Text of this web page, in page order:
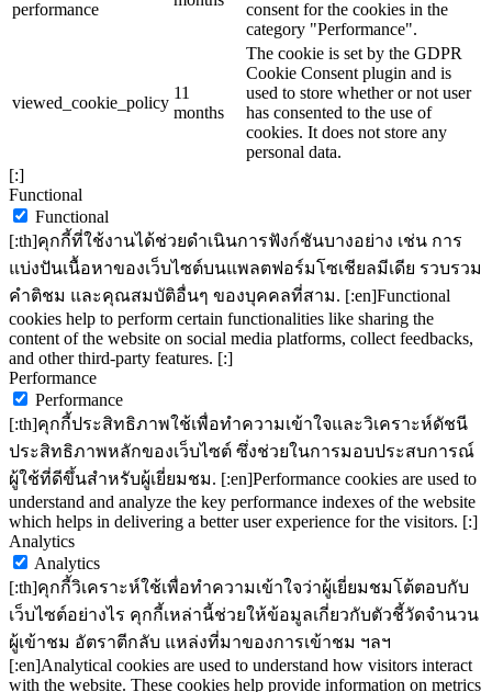
performance
consent for the cookies in the
category "Performance".
viewed_cookie_policy
11
months
The cookie is set by the GDPR
Cookie Consent plugin and is
used to store whether or not user
has consented to the use of
cookies. It does not store any
personal data.
[:]
Functional
Functional
[:th]คุกกี้ที่ใช้งานได้ช่วยดำเนินการฟังก์ชันบางอย่าง เช่น การ
แบ่งปันเนื้อหาของเว็บไซต์บนแพลตฟอร์มโซเชียลมีเดีย รวบรวม
คำติชม และคุณสมบัติอื่นๆ ของบุคคลที่สาม. [:en]Functional
cookies help to perform certain functionalities like sharing the
content of the website on social media platforms, collect feedbacks,
and other third-party features. [:]
Performance
Performance
[:th]คุกกี้ประสิทธิภาพใช้เพื่อทำความเข้าใจและวิเคราะห์ดัชนี
ประสิทธิภาพหลักของเว็บไซต์ ซึ่งช่วยในการมอบประสบการณ์
ผู้ใช้ที่ดีขึ้นสำหรับผู้เยี่ยมชม. [:en]Performance cookies are used to
understand and analyze the key performance indexes of the website
which helps in delivering a better user experience for the visitors. [:]
Analytics
Analytics
[:th]คุกกี้วิเคราะห์ใช้เพื่อทำความเข้าใจว่าผู้เยี่ยมชมโต้ตอบกับ
เว็บไซต์อย่างไร คุกกี้เหล่านี้ช่วยให้ข้อมูลเกี่ยวกับตัวชี้วัดจำนวน
ผู้เข้าชม อัตราตีกลับ แหล่งที่มาของการเข้าชม ฯลฯ
[:en]Analytical cookies are used to understand how visitors interact
with the website. These cookies help provide information on metrics